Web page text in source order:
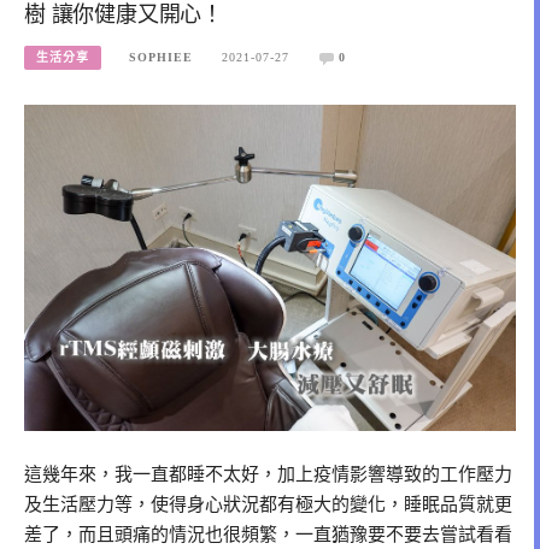
樹 讓你健康又開心！
生活分享 SOPHIEE 2021-07-27 0
這幾年來，我一直都睡不太好，加上疫情影響導致的工作壓力
及生活壓力等，使得身心狀況都有極大的變化，睡眠品質就更
差了，而且頭痛的情況也很頻繁，一直猶豫要不要去嘗試看看